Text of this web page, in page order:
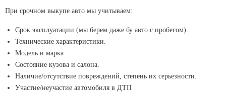
При срочном выкупе авто мы учитываем:
Срок эксплуатации (мы берем даже бу авто с пробегом).
Технические характеристики.
Модель и марка.
Состояние кузова и салона.
Наличие/отсутствие повреждений, степень их серьезности.
Участие/неучастие автомобиля в ДТП